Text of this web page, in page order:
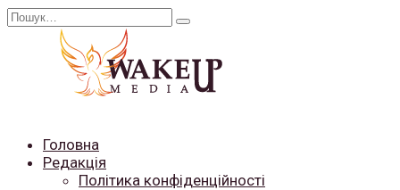
Перейти
Search
Головна
Редакція
Політика конфіденційності